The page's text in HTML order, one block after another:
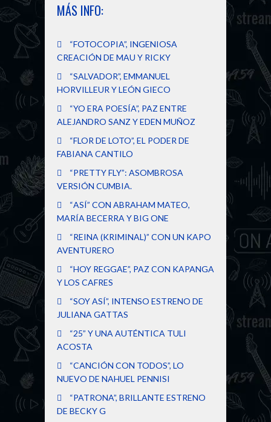
MÁS INFO:
“FOTOCOPIA”, INGENIOSA
CREACIÓN DE MAU Y RICKY
“SALVADOR”, EMMANUEL
HORVILLEUR Y LEÓN GIECO
“YO ERA POESÍA”, PAZ ENTRE
ALEJANDRO SANZ Y EDEN MUÑOZ
“FLOR DE LOTO”, EL PODER DE
FABIANA CANTILO
“PRETTY FLY”: ASOMBROSA
VERSIÓN CUMBIA.
“ASÍ” CON ABRAHAM MATEO,
MARÍA BECERRA Y BIG ONE
“REINA (KRIMINAL)” CON UN KAPO
AVENTURERO
“HOY REGGAE”, PAZ CON KAPANGA
Y LOS CAFRES
“SOY ASÍ”, INTENSO ESTRENO DE
JULIANA GATTAS
“25” Y UNA AUTÉNTICA TULI
ACOSTA
“CANCIÓN CON TODOS”, LO
NUEVO DE NAHUEL PENNISI
“PATRONA”, BRILLANTE ESTRENO
DE BECKY G